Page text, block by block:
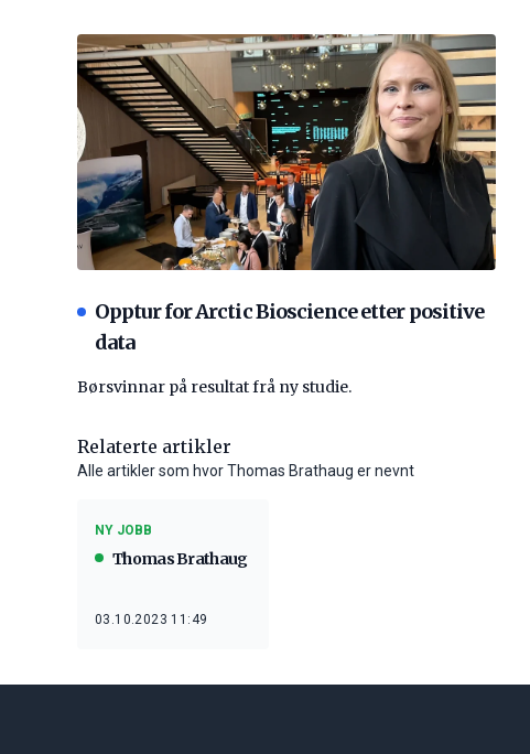
Opptur for Arctic Bioscience etter positive
data
Børsvinnar på resultat frå ny studie.
Relaterte artikler
Alle artikler som hvor Thomas Brathaug er nevnt
NY JOBB
Thomas Brathaug
03.10.2023 11:49